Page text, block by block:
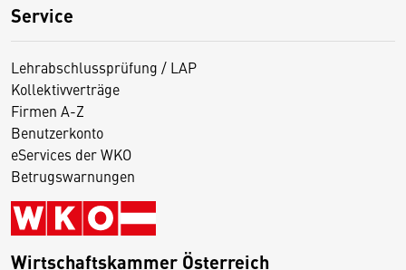
Service
Lehrabschlussprüfung / LAP
Kollektivverträge
Firmen A-Z
Benutzerkonto
eServices der WKO
Betrugswarnungen
Wirtschaftskammer Österreich